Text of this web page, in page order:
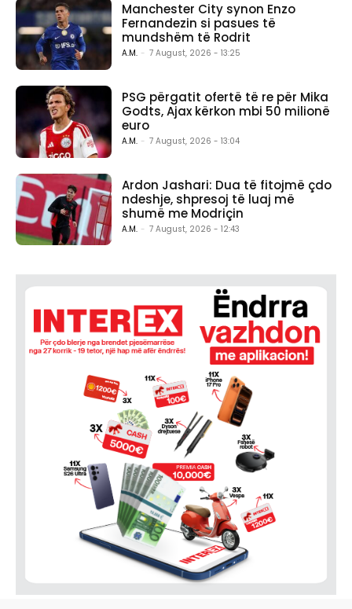
Manchester City synon Enzo
Fernandezin si pasues të
mundshëm të Rodrit
A.M. - 7 August, 2026 - 13:25
PSG përgatit ofertë të re për Mika
Godts, Ajax kërkon mbi 50 milionë
euro
A.M. - 7 August, 2026 - 13:04
Ardon Jashari: Dua të fitojmë çdo
ndeshje, shpresoj të luaj më
shumë me Modriçin
A.M. - 7 August, 2026 - 12:43